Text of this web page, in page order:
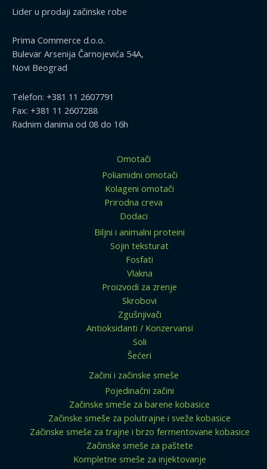
Lider u prodaji začinske robe
Prima Commerce d.o.o.
Bulevar Arsenija Čarnojevića 54A,
Novi Beograd
Telefon: +381 11 2607791
Fax: +381 11 2607288
Radnim danima od 08 do 16h
Omotači
Poliamidni omotači
Kolageni omotači
Prirodna creva
Dodaci
Biljni i animalni proteini
Sojin teksturat
Fosfati
Vlakna
Proizvodi za zrenje
Skrobovi
Zgušnjivači
Antioksidanti / Konzervansi
Soli
Šećeri
Začini i začinske smeše
Pojedinačni začini
Začinske smeše za barene kobasice
Začinske smeše za polutrajne i sveže kobasice
Začinske smeše za trajne i brzo fermentovane kobasice
Začinske smeše za paštete
Kompletne smeše za injektovanje